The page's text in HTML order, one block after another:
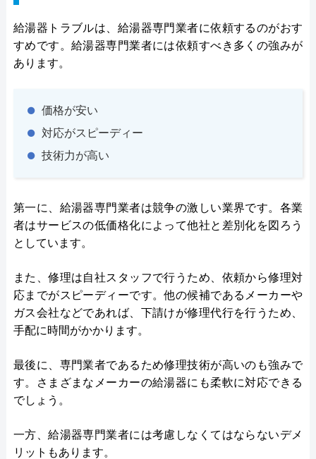
給湯器トラブルは、給湯器専門業者に依頼するのがおす
すめです。給湯器専門業者には依頼すべき多くの強みが
あります。
価格が安い
対応がスピーディー
技術力が高い
第一に、給湯器専門業者は競争の激しい業界です。各業
者はサービスの低価格化によって他社と差別化を図ろう
としています。
また、修理は自社スタッフで行うため、依頼から修理対
応までがスピーディーです。他の候補であるメーカーや
ガス会社などであれば、下請けが修理代行を行うため、
手配に時間がかかります。
最後に、専門業者であるため修理技術が高いのも強みで
す。さまざまなメーカーの給湯器にも柔軟に対応できる
でしょう。
一方、給湯器専門業者には考慮しなくてはならないデメ
リットもあります。